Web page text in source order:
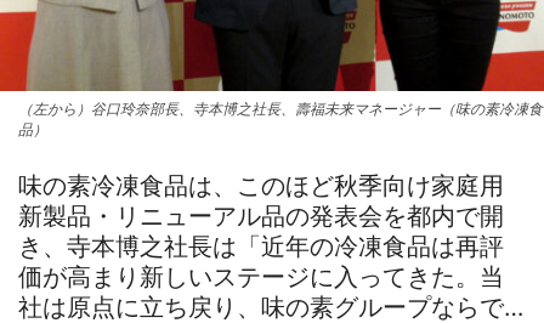
（左から）谷口玲奈部長、寺本博之社長、壽福未来マネージャー（味の素冷凍食
品）
味の素冷凍食品は、このほど秋季向け家庭用
新製品・リニューアル品の発表会を都内で開
き、寺本博之社長は「近年の冷凍食品は再評
価が高まり新しいステージに入ってきた。当
社は原点に立ち戻り、味の素グループならで…